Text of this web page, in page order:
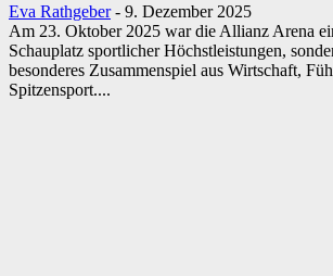
Eva Rathgeber - 9. Dezember 2025
Am 23. Oktober 2025 war die Allianz Arena
Schauplatz sportlicher Höchstleistungen,
besonderes Zusammenspiel aus Wirtschaft,
Spitzensport....